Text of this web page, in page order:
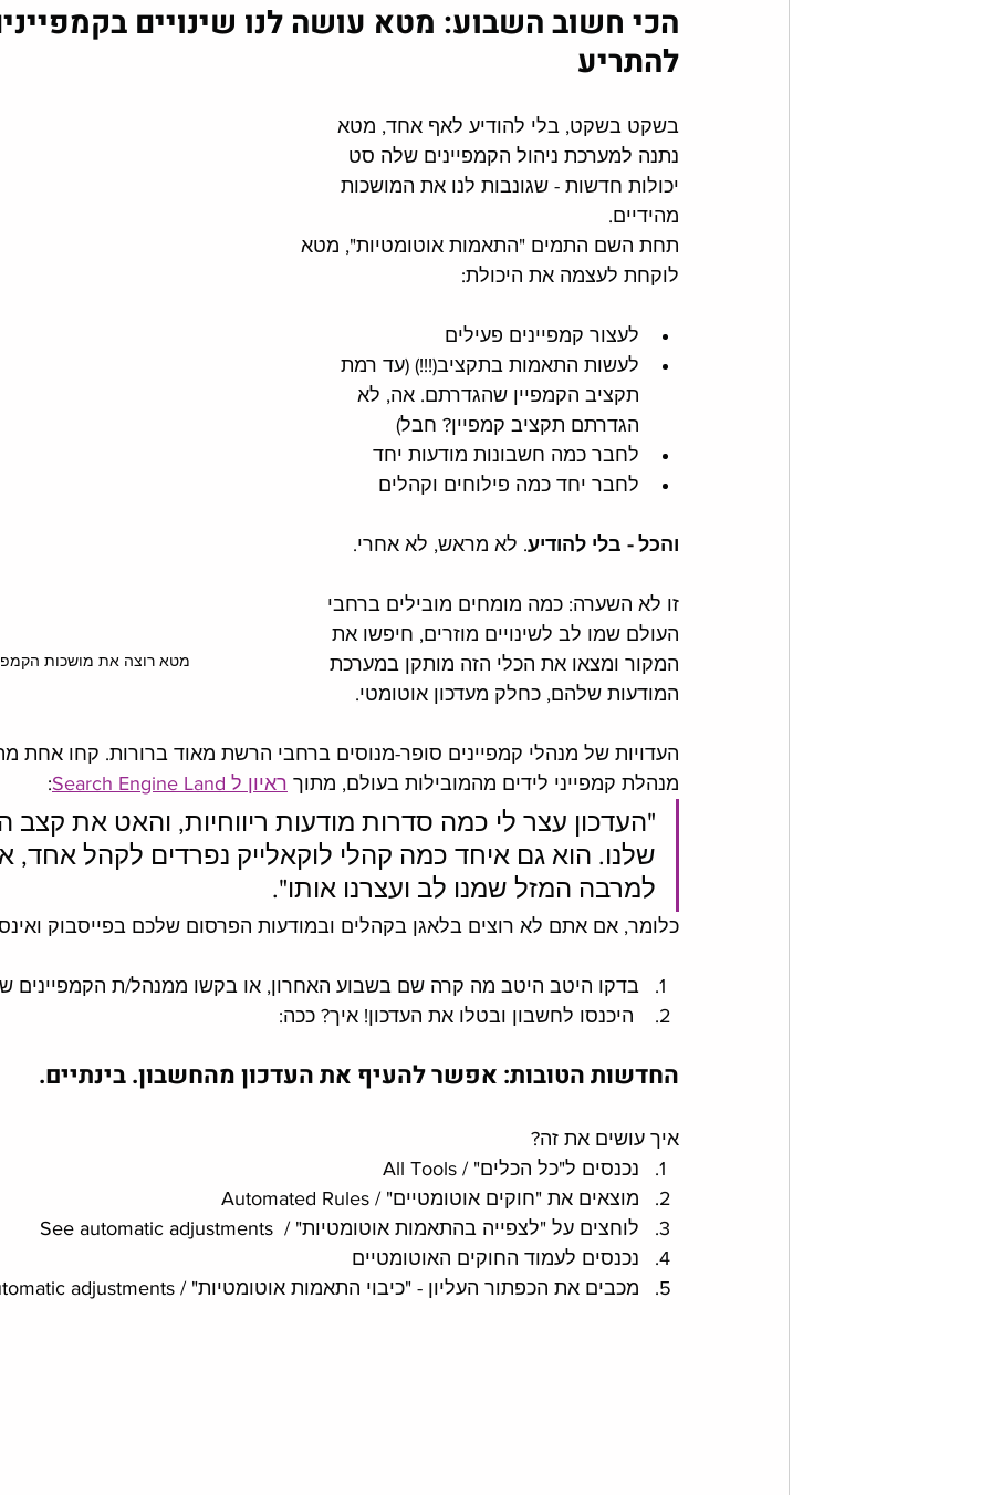
הכי חשוב השבוע: מטא עושה לנו שינויים
להתריע
מטא רוצה את מושכות
בשקט בשקט, בלי להודיע לאף אחד, מטא
נתנה למערכת ניהול הקמפיינים שלה סט
יכולות חדשות - שגונבות לנו את המושכות
מהידיים.
תחת השם התמים "התאמות אוטומטיות", מטא
לוקחת לעצמה את היכולת:
לעצור קמפיינים פעילים
לעשות התאמות בתקציב(!!!) (עד רמת
תקציב הקמפיין שהגדרתם. אה, לא
הגדרתם תקציב קמפיין? חבל)
לחבר כמה חשבונות מודעות יחד
לחבר יחד כמה פילוחים וקהלים
והכל - בלי להודיע. לא מראש, לא אחרי.
זו לא השערה: כמה מומחים מובילים ברחבי
העולם שמו לב לשינויים מוזרים, חיפשו את
המקור ומצאו את הכלי הזה מותקן במערכת
המודעות שלהם, כחלק מעדכון אוטומטי.
העדויות של מנהלי קמפיינים סופר-מנוסים ברחבי הרשת מאוד ברורות. קחו אחת
מנהלת קמפייני לידים מהמובילות בעולם, מתוך ראיון ל Search Engine Land :
"העדכון עצר לי כמה סדרות מודעות ריווחיות, והאט את קצב
שלנו. הוא גם איחד כמה קהלי לוקאלייק נפרדים לקהל אחד,
למרבה המזל שמנו לב ועצרנו אותו".
כלומר, אם אתם לא רוצים בלאגן בקהלים ובמודעות הפרסום שלכם בפייסבוק
בדקו היטב היטב מה קרה שם בשבוע האחרון, או בקשו ממנהל/ת הקמפיינים
החדשות הטובות: אפשר להעיף את העדכון מהחשבון. בינתיים.
איך עושים את זה?
נכנסים ל"כל הכלים" / All Tools
מוצאים את "חוקים אוטומטיים" / Automated Rules
לוחצים על "לצפייה בהתאמות אוטומטיות" / See automatic adjustments
נכנסים לעמוד החוקים האוטומטיים
מכבים את הכפתור העליון - "כיבוי התאמות אוטומטיות" / Turn off adjustments